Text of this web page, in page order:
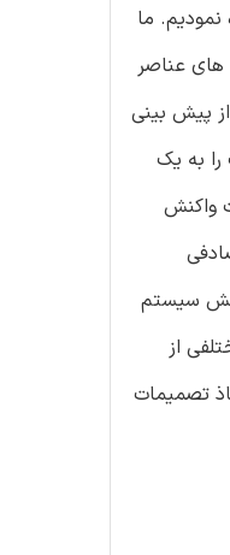
ما
های عناصر
پیش بینی
را به یک
واکنش
سیستم
از
تصمیمات